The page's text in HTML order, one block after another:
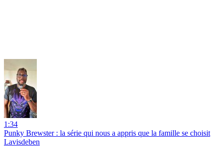
1:34
Punky Brewster : la série qui nous a appris que la famille se choisit
Lavisdeben